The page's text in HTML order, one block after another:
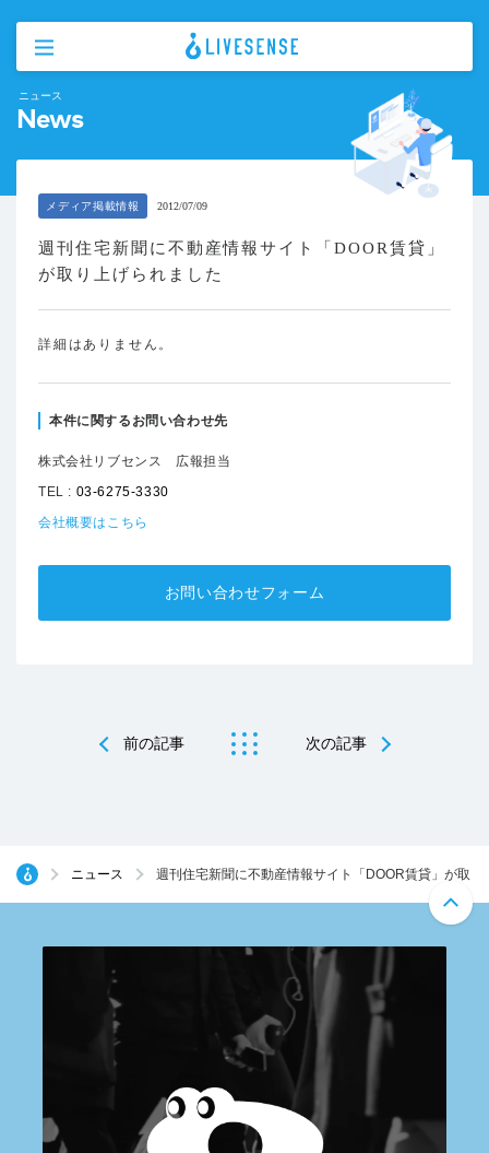
ニュース
News
メディア掲載情報 2012/07/09
週刊住宅新聞に不動産情報サイト「DOOR賃貸」
が取り上げられました
詳細はありません。
本件に関するお問い合わせ先
株式会社リブセンス 広報担当
TEL : 03-6275-3330
会社概要はこちら
お問い合わせフォーム
前の記事 次の記事
ニュース 週刊住宅新聞に不動産情報サイト「DOOR賃貸」が取り